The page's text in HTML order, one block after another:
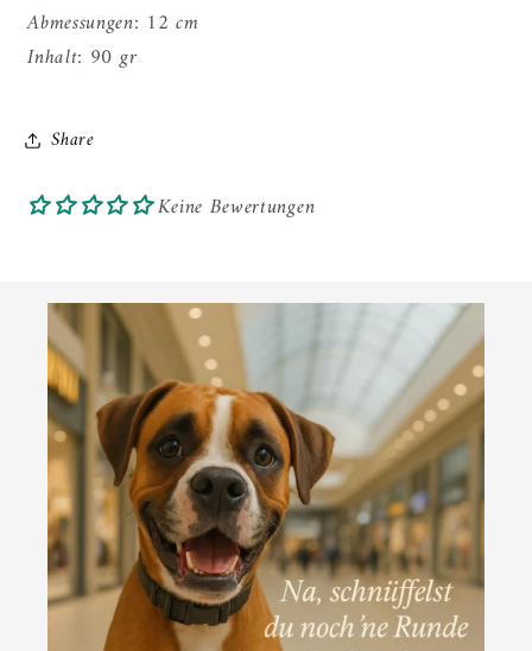
Abmessungen: 12 cm
Inhalt: 90 gr
Share
Keine Bewertungen